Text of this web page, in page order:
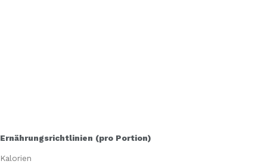
Ernährungsrichtlinien (pro Portion)
Kalorien